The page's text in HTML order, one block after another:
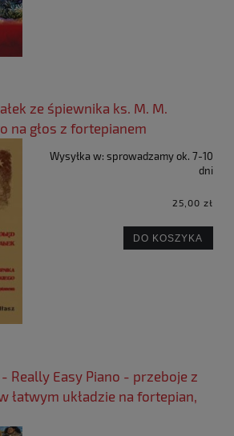
ze śpiewnika ks. M. M.
na głos z fortepianem
Wysyłka w: sprowadzamy ok. 7-10
dni
25,00 zł
DO KOSZYKA
Really Easy Piano - przeboje z
łatwym układzie na fortepian,